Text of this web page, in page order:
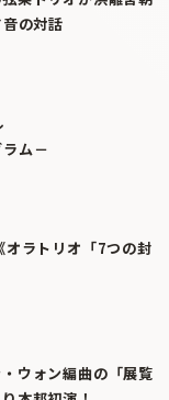
音の対話
ム－
オラトリオ「7つの封
ウォン編曲の「展覧